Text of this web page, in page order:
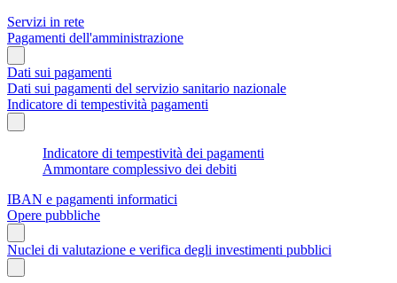
Servizi in rete
Pagamenti dell'amministrazione
Dati sui pagamenti
Dati sui pagamenti del servizio sanitario nazionale
Indicatore di tempestività pagamenti
Indicatore di tempestività dei pagamenti
Ammontare complessivo dei debiti
IBAN e pagamenti informatici
Opere pubbliche
Nuclei di valutazione e verifica degli investimenti pubblici